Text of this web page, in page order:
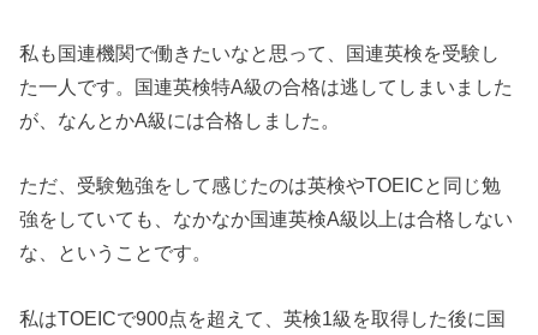
私も国連機関で働きたいなと思って、国連英検を受験し
た一人です。国連英検特A級の合格は逃してしまいました
が、なんとかA級には合格しました。
ただ、受験勉強をして感じたのは英検やTOEICと同じ勉
強をしていても、なかなか国連英検A級以上は合格しない
な、ということです。
私はTOEICで900点を超えて、英検1級を取得した後に国